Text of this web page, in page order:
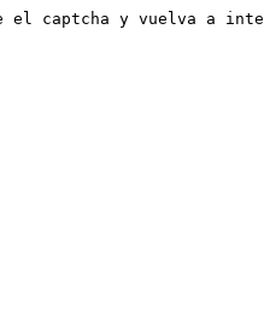
el captcha y vuelva a